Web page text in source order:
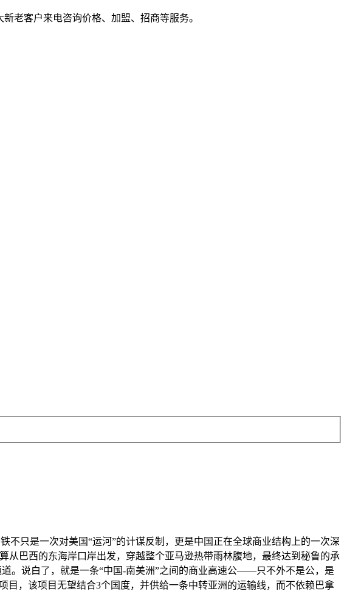
老客户来电咨询价格、加盟、招商等服务。
只是一次对美国“运河”的计谋反制，更是中国正在全球商业结构上的一次深
从巴西的东海岸口岸出发，穿越整个亚马逊热带雨林腹地，最终达到秘鲁的承
。说白了，就是一条“中国-南美洲”之间的商业高速公——只不外不是公，是
，该项目无望结合3个国度，并供给一条中转亚洲的运输线，而不依赖巴拿